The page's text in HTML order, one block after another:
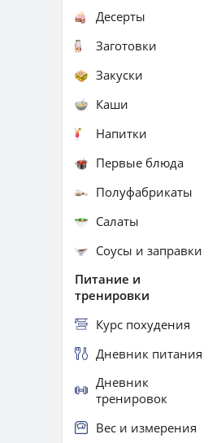
Десерты
Заготовки
Закуски
Каши
Напитки
Первые блюда
Полуфабрикаты
Салаты
Соусы и заправки
Питание и
тренировки
Курс похудения
Дневник питания
Дневник
тренировок
Вес и измерения